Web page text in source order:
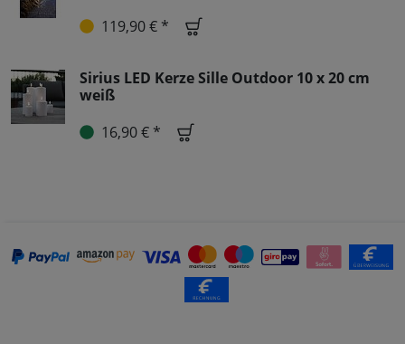
119,90 € *
Sirius LED Kerze Sille Outdoor 10 x 20 cm
weiß
16,90 € *